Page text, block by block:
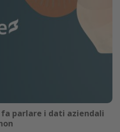
fa parlare i dati aziendali